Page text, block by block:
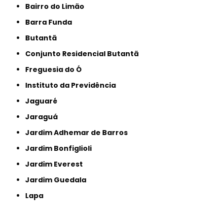
Bairro do Limão
Barra Funda
Butantã
Conjunto Residencial Butantã
Freguesia do Ó
Instituto da Previdência
Jaguaré
Jaraguá
Jardim Adhemar de Barros
Jardim Bonfiglioli
Jardim Everest
Jardim Guedala
Lapa